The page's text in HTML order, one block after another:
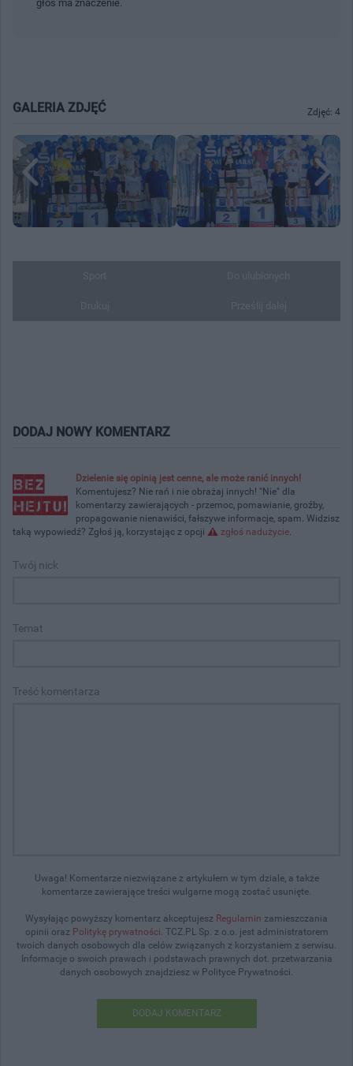
głos ma znaczenie.
Zdjęć: 4
GALERIA ZDJĘĆ
DODAJ NOWY KOMENTARZ
Dzielenie się opinią jest cenne, ale może ranić innych!
Komentujesz? Nie rań i nie obrażaj innych! "Nie" dla
komentarzy zawierających - przemoc, pomawianie, groźby,
propagowanie nienawiści, fałszywe informacje, spam. Widzisz
taką wypowiedź? Zgłoś ją, korzystając z opcji
zgłoś nadużycie.
Twój nick
Temat
Treść komentarza
Uwaga! Komentarze niezwiązane z artykułem w tym dziale, a także
komentarze zawierające treści wulgarne mogą zostać usunięte.
Wysyłając powyższy komentarz akceptujesz Regulamin zamieszczania
opinii oraz Politykę prywatności. TCZ.PL Sp. z o.o. jest administratorem
twoich danych osobowych dla celów związanych z korzystaniem z serwisu.
Informacje o swoich prawach i podstawach prawnych dot. przetwarzania
danych osobowych znajdziesz w Polityce Prywatności.
DODAJ KOMENTARZ